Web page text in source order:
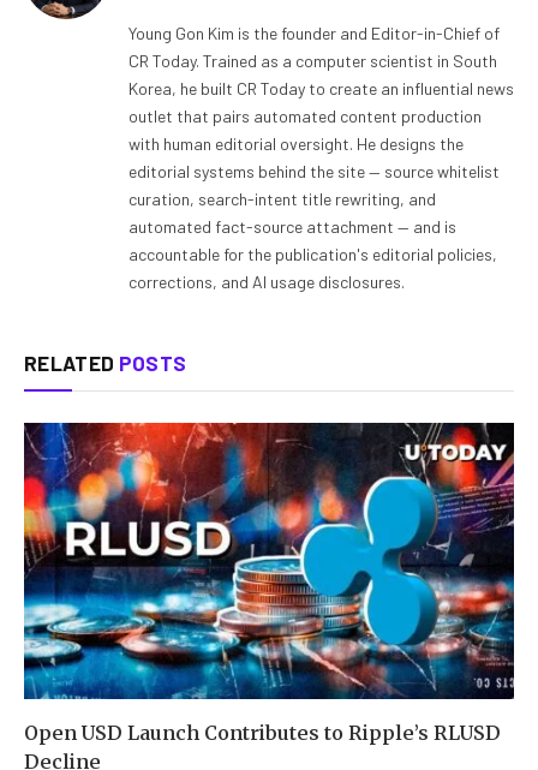
Young Gon Kim is the founder and Editor-in-Chief of
CR Today. Trained as a computer scientist in South
Korea, he built CR Today to create an influential news
outlet that pairs automated content production
with human editorial oversight. He designs the
editorial systems behind the site — source whitelist
curation, search-intent title rewriting, and
automated fact-source attachment — and is
accountable for the publication's editorial policies,
corrections, and AI usage disclosures.
RELATED POSTS
Open USD Launch Contributes to Ripple’s RLUSD
Decline